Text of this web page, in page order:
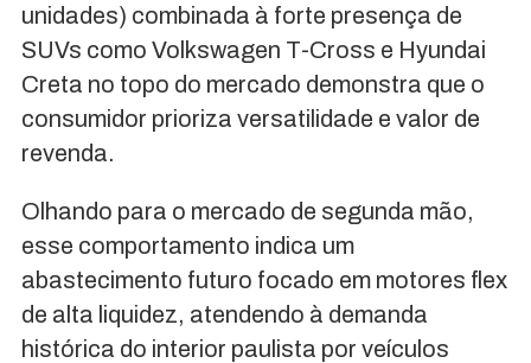
unidades) combinada à forte presença de
SUVs como Volkswagen T-Cross e Hyundai
Creta no topo do mercado demonstra que o
consumidor prioriza versatilidade e valor de
revenda.
Olhando para o mercado de segunda mão,
esse comportamento indica um
abastecimento futuro focado em motores flex
de alta liquidez, atendendo à demanda
histórica do interior paulista por veículos